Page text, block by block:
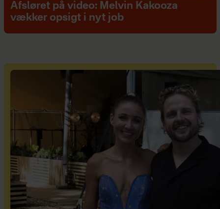
Afsløret på video: Melvin Kakooza
vækker opsigt i nyt job